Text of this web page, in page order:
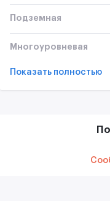
Подземная
Многоуровневая
Показать полностью